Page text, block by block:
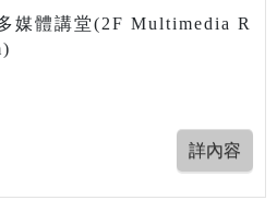
媒體講堂(2F Multimedia R